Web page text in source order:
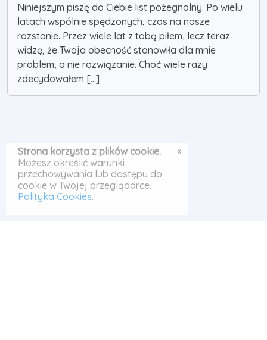
Niniejszym piszę do Ciebie list pożegnalny. Po wielu
latach wspólnie spędzonych, czas na nasze
rozstanie. Przez wiele lat z tobą piłem, lecz teraz
widzę, że Twoja obecność stanowiła dla mnie
problem, a nie rozwiązanie. Choć wiele razy
zdecydowałem [...]
Strona korzysta z plików cookie.
Możesz określić warunki
przechowywania lub dostępu do
cookie w Twojej przeglądarce.
Polityka Cookies.
x